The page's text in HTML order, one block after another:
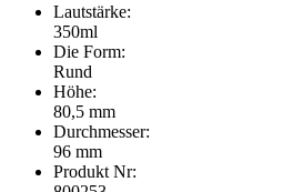
Lautstärke:
350ml
Die Form:
Rund
Höhe:
80,5 mm
Durchmesser:
96 mm
Produkt Nr: